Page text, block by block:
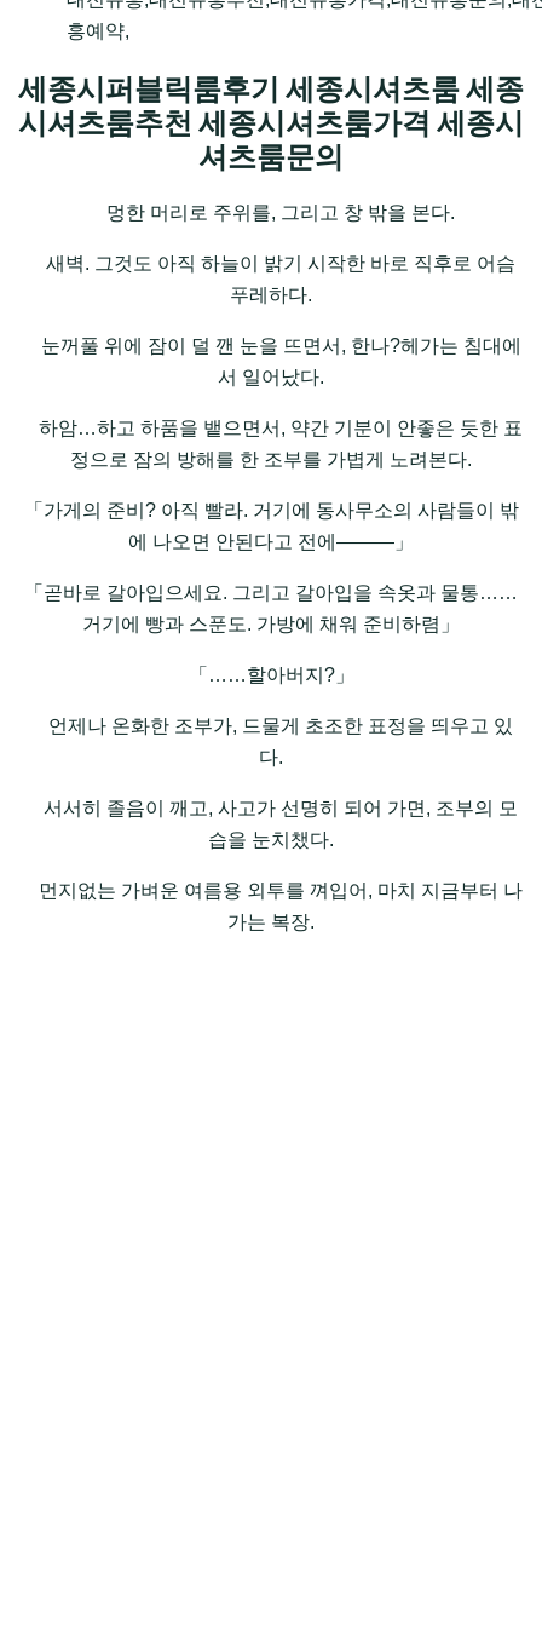
흥예약,
세종시퍼블릭룸후기 세종시셔츠룸 세종
시셔츠룸추천 세종시셔츠룸가격 세종시
셔츠룸문의
멍한 머리로 주위를, 그리고 창 밖을 본다.
새벽. 그것도 아직 하늘이 밝기 시작한 바로 직후로 어슴
푸레하다.
눈꺼풀 위에 잠이 덜 깬 눈을 뜨면서, 한나?헤가는 침대에
서 일어났다.
하암…하고 하품을 뱉으면서, 약간 기분이 안좋은 듯한 표
정으로 잠의 방해를 한 조부를 가볍게 노려본다.
「가게의 준비? 아직 빨라. 거기에 동사무소의 사람들이 밖
에 나오면 안된다고 전에―――」
「곧바로 갈아입으세요. 그리고 갈아입을 속옷과 물통……
거기에 빵과 스푼도. 가방에 채워 준비하렴」
「……할아버지?」
언제나 온화한 조부가, 드물게 초조한 표정을 띄우고 있
다.
서서히 졸음이 깨고, 사고가 선명히 되어 가면, 조부의 모
습을 눈치챘다.
먼지없는 가벼운 여름용 외투를 껴입어, 마치 지금부터 나
가는 복장.